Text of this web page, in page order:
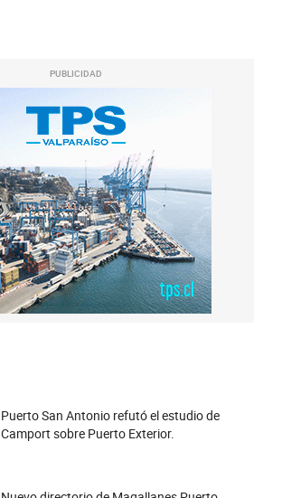
PUBLICIDAD
Puerto San Antonio refutó el estudio de
Camport sobre Puerto Exterior.